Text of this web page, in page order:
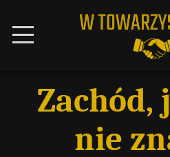
Zachód,
nie